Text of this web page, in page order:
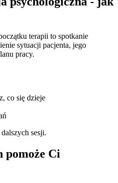
terapii to spotkanie
sytuacji pacjenta, jego
pracy.
co się dzieje
sesji.
pomoże Ci